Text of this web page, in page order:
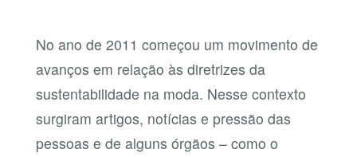
No ano de 2011 começou um movimento de
avanços em relação às diretrizes da
sustentabilidade na moda. Nesse contexto
surgiram artigos, notícias e pressão das
pessoas e de alguns órgãos – como o